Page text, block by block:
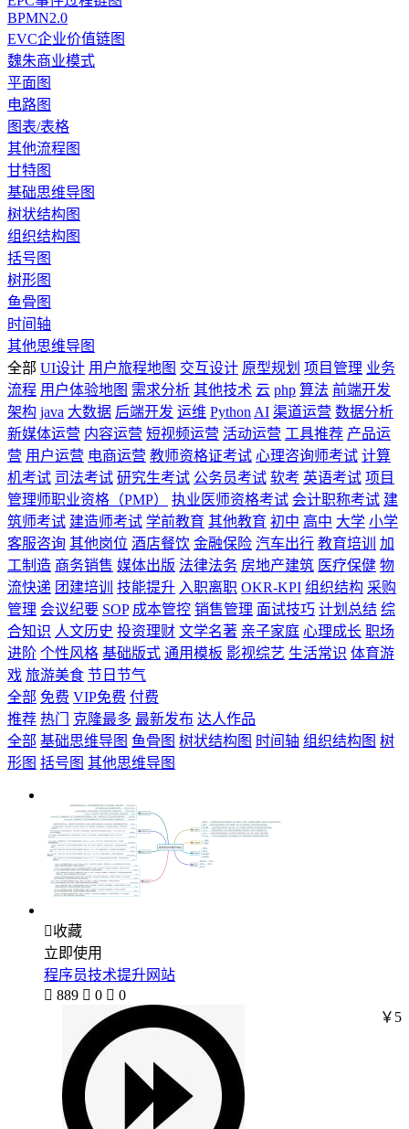
BPMN2.0
EVC企业价值链图
魏朱商业模式
平面图
电路图
图表/表格
其他流程图
甘特图
基础思维导图
树状结构图
组织结构图
括号图
树形图
鱼骨图
时间轴
其他思维导图
全部 UI设计 用户旅程地图 交互设计 原型规划 项目管理 业务
流程 用户体验地图 需求分析 其他技术 云 php 算法 前端开发
架构 java 大数据 后端开发 运维 Python AI 渠道运营 数据分析
新媒体运营 内容运营 短视频运营 活动运营 工具推荐 产品运
营 用户运营 电商运营 教师资格证考试 心理咨询师考试 计算
机考试 司法考试 研究生考试 公务员考试 软考 英语考试 项目
管理师职业资格（PMP）
执业医师资格考试 会计职称考试 建
筑师考试 建造师考试 学前教育 其他教育 初中 高中 大学 小学
客服咨询 其他岗位 酒店餐饮 金融保险 汽车出行 教育培训
加
工制造 商务销售 媒体出版 法律法务 房地产建筑 医疗保健 物
流快递 团建培训 技能提升 入职离职 OKR-KPI 组织结构 采购
管理 会议纪要 SOP 成本管控 销售管理 面试技巧 计划总结 综
合知识 人文历史 投资理财 文学名著 亲子家庭 心理成长 职场
进阶 个性风格 基础版式 通用模板 影视综艺 生活常识 体育游
戏 旅游美食 节日节气
全部 免费 VIP免费 付费
推荐 热门 克隆最多 最新发布 达人作品
全部 基础思维导图 鱼骨图 树状结构图 时间轴 组织结构图 树
形图 括号图 其他思维导图
收藏
立即使用
程序员技术提升网站
 889  0  0
￥5